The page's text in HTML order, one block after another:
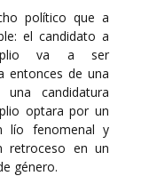
político que a
el candidato a
va a ser
entonces de una
candidatura
optara por un
lío fenomenal y
retroceso en un
género.